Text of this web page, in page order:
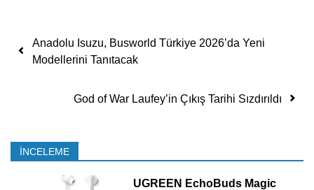
Yazı dolaşımı
Anadolu Isuzu, Busworld Türkiye 2026’da Yeni
Modellerini Tanıtacak
God of War Laufey’in Çıkış Tarihi Sızdırıldı
İNCELEME
UGREEN EchoBuds Magic